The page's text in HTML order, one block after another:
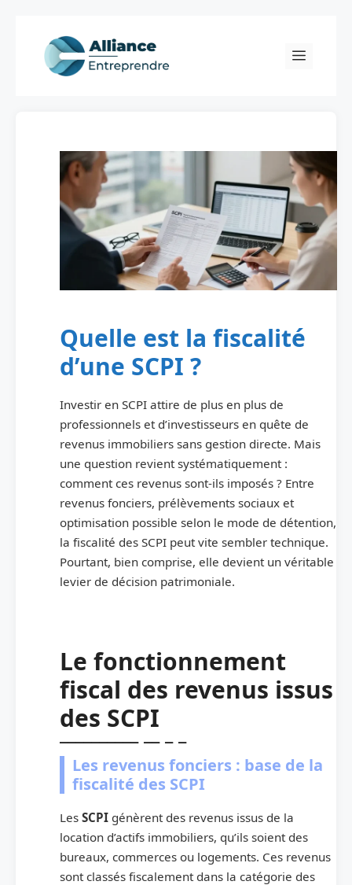
content
Menu
Quelle est la fiscalité
d’une SCPI ?
Investir en SCPI attire de plus en plus de
professionnels et d’investisseurs en quête de
revenus immobiliers sans gestion directe. Mais
une question revient systématiquement :
comment ces revenus sont-ils imposés ? Entre
revenus fonciers, prélèvements sociaux et
optimisation possible selon le mode de détention,
la fiscalité des SCPI peut vite sembler technique.
Pourtant, bien comprise, elle devient un véritable
levier de décision patrimoniale.
Le fonctionnement
fiscal des revenus issus
des SCPI
Les revenus fonciers : base de la
fiscalité des SCPI
Les SCPI génèrent des revenus issus de la
location d’actifs immobiliers, qu’ils soient des
bureaux, commerces ou logements. Ces revenus
sont classés fiscalement dans la catégorie des